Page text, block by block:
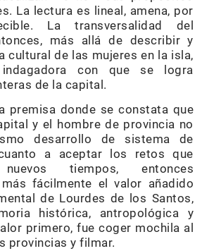
La lectura es lineal, amena, por
La transversalidad del
más allá de describir y
cultural de las mujeres en la isla,
con que se logra
de la capital.
premisa donde se constata que
y el hombre de provincia no
desarrollo de sistema de
a aceptar los retos que
tiempos, entonces
fácilmente el valor añadido
de Lourdes de los Santos,
histórica, antropológica y
primero, fue coger mochila al
provincias y filmar.